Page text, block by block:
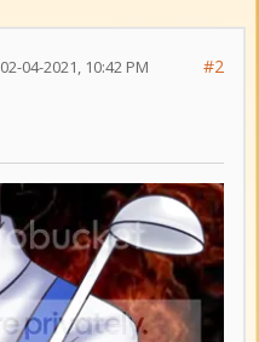
02-04-2021, 10:42 PM #2